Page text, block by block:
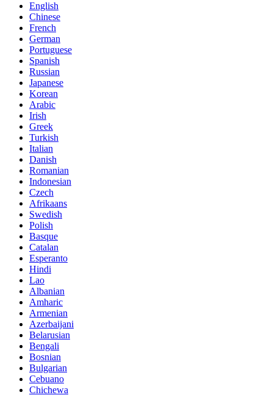
English
Chinese
French
German
Portuguese
Spanish
Russian
Japanese
Korean
Arabic
Irish
Greek
Turkish
Italian
Danish
Romanian
Indonesian
Czech
Afrikaans
Swedish
Polish
Basque
Catalan
Esperanto
Hindi
Lao
Albanian
Amharic
Armenian
Azerbaijani
Belarusian
Bengali
Bosnian
Bulgarian
Cebuano
Chichewa